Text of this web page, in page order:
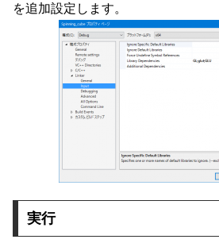
を追加設定します。
実行